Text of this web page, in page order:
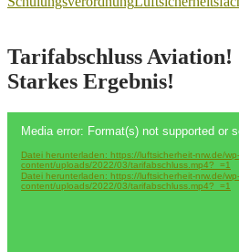
Tarifabschluss
Starkes Ergebnis!
Player
Media error: Format(s) not supported or
Datei herunterladen: https://luftsicherheit-nrw.de/wp-
content/uploads/2022/03/tarifabschluss.mp4?_=1
Datei herunterladen: https://luftsicherheit-nrw.de/wp-
content/uploads/2022/03/tarifabschluss.mp4?_=1